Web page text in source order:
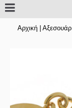
Αρχική | Αξεσουάρ